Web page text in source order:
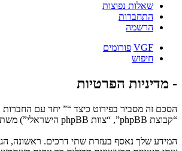
שאלות נפוצות
התחברות
הרשמה
VGF פורומים
חיפוש
- מדיניות הפרטיות
“קבוצת phpBB”, “צוות phpBB הישראלי”) משתמשים בכל מידע אשר נאסף במשך כל חיבור בשימוש שלך (להלן “המידע שלך”).